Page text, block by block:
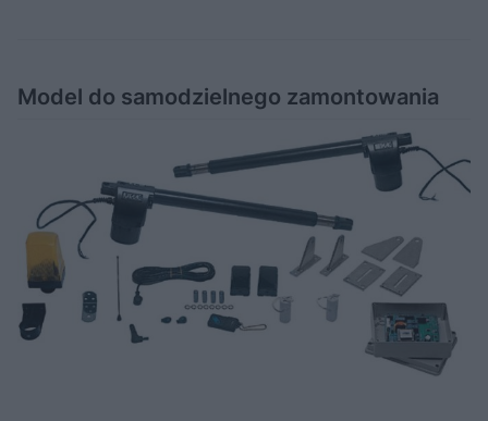
Model do samodzielnego zamontowania